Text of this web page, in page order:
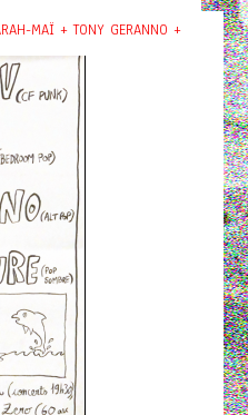
MAÏ + TONY GERANNO +